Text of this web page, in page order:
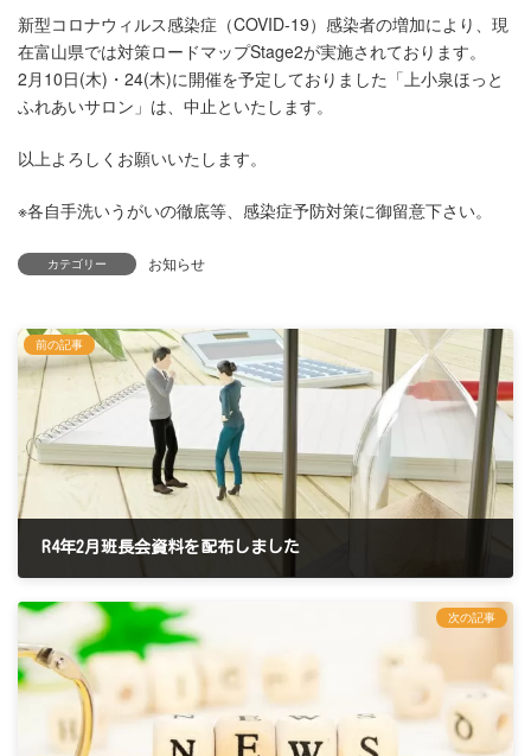
新型コロナウィルス感染症（COVID-19）感染者の増加により、現
在富山県では対策ロードマップStage2が実施されております。
2月10日(木)・24(木)に開催を予定しておりました「上小泉ほっと
ふれあいサロン」は、中止といたします。
以上よろしくお願いいたします。
※各自手洗いうがいの徹底等、感染症予防対策に御留意下さい。
カテゴリー お知らせ
前の記事
R4年2月班長会資料を配布しました
次の記事